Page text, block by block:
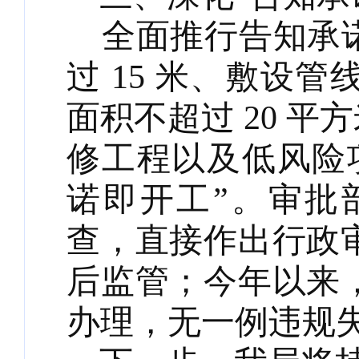
全面推行告知承
过 15 米、敷设管
面积不超过 20 平
修工程以及低风
诺即开工”。审批
查，直接作出行政
后监管；今年以来
办理，无一例违规